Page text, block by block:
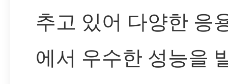
추고 있어 다양한 응
에서 우수한 성능을